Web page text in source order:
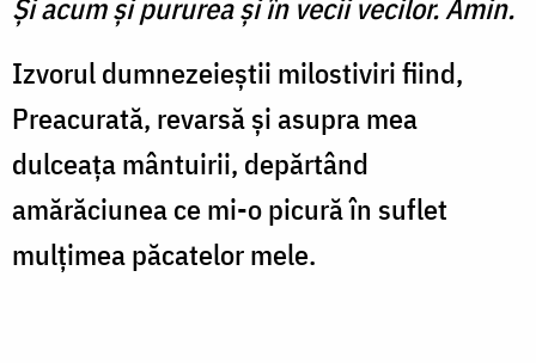
Şi acum şi pururea şi în vecii vecilor. Amin.
Izvorul dumnezeieștii milostiviri fiind,
Preacurată, revarsă și asupra mea
dulceața mântuirii, depărtând
amărăciunea ce mi-o picură în suflet
mulțimea păcatelor mele.